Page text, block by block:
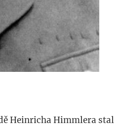
Heinricha Himmlera stal